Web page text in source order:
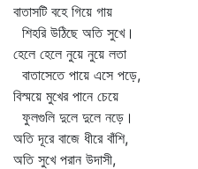
বাতাসটি বহে গিয়ে গায়
শিহরি উঠিছে অতি সুখে।
হেলে হেলে নুয়ে নুয়ে লতা
বাতাসেতে পায়ে এসে পড়ে,
বিস্ময়ে মুখের পানে চেয়ে
ফুলগুলি দুলে দুলে নড়ে।
অতি দূরে বাজে ধীরে বাঁশি,
অতি সুখে পরান উদাসী,